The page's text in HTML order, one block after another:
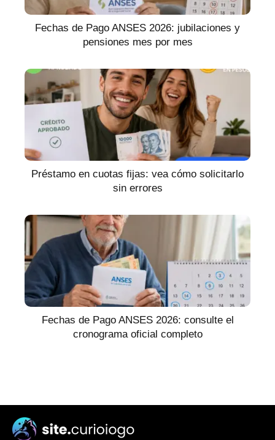
Fechas de Pago ANSES 2026: jubilaciones y
pensiones mes por mes
Préstamo en cuotas fijas: vea cómo solicitarlo
sin errores
Fechas de Pago ANSES 2026: consulte el
cronograma oficial completo